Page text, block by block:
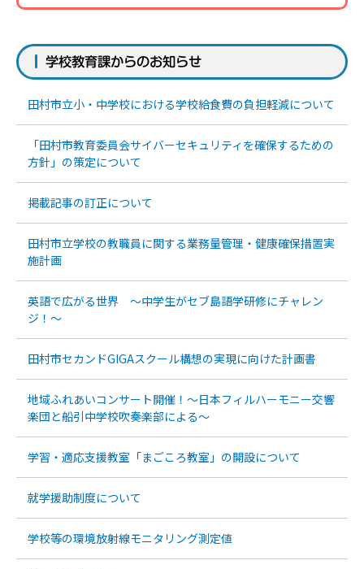
学校教育課からのお知らせ
田村市立小・中学校における学校給食費の負担軽減について
「田村市教育委員会サイバーセキュリティを確保するための
方針」の策定について
掲載記事の訂正について
田村市立学校の教職員に関する業務量管理・健康確保措置実
施計画
英語で広がる世界 ～中学生がセブ島語学研修にチャレン
ジ！～
田村市セカンドGIGAスクール構想の実現に向けた計画書
地域ふれあいコンサート開催！～日本フィルハーモニー交響
楽団と船引中学校吹奏楽部による～
学習・適応支援教室「まごころ教室」の開設について
就学援助制度について
学校等の環境放射線モニタリング測定値